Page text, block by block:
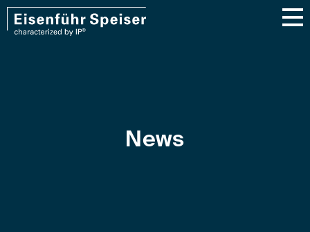
News